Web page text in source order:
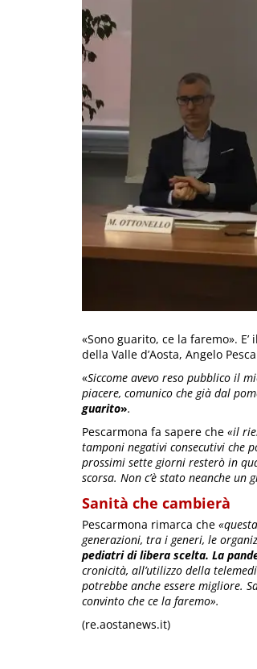
«Sono guarito, ce la faremo».
della Valle d’Aosta, Angelo
«Siccome avevo reso pubblico il
piacere, comunico che già dal
guarito».
Pescarmona fa sapere che «il
tamponi negativi consecutivi che
prossimi sette giorni resterò in
scorsa. Non c’è stato neanche
Sanità che cambierà
Pescarmona rimarca che
generazioni, tra i generi, le
pediatri di libera scelta. La
cronicità, all’utilizzo della
potrebbe anche essere migliore.
convinto che ce la faremo».
(re.aostanews.it)